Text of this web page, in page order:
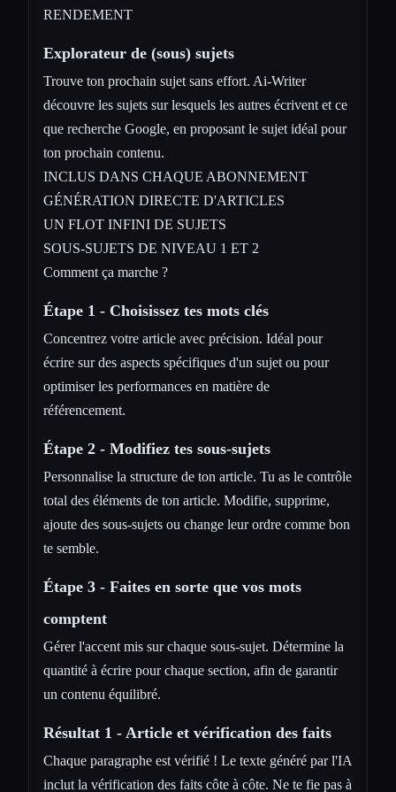
RENDEMENT
Explorateur de (sous) sujets
Trouve ton prochain sujet sans effort. Ai-Writer
découvre les sujets sur lesquels les autres écrivent et ce
que recherche Google, en proposant le sujet idéal pour
ton prochain contenu.
INCLUS DANS CHAQUE ABONNEMENT
GÉNÉRATION DIRECTE D'ARTICLES
UN FLOT INFINI DE SUJETS
SOUS-SUJETS DE NIVEAU 1 ET 2
Comment ça marche ?
Étape 1 - Choisissez tes mots clés
Concentrez votre article avec précision. Idéal pour
écrire sur des aspects spécifiques d'un sujet ou pour
optimiser les performances en matière de
référencement.
Étape 2 - Modifiez tes sous-sujets
Personnalise la structure de ton article. Tu as le contrôle
total des éléments de ton article. Modifie, supprime,
ajoute des sous-sujets ou change leur ordre comme bon
te semble.
Étape 3 - Faites en sorte que vos mots
comptent
Gérer l'accent mis sur chaque sous-sujet. Détermine la
quantité à écrire pour chaque section, afin de garantir
un contenu équilibré.
Résultat 1 - Article et vérification des faits
Chaque paragraphe est vérifié ! Le texte généré par l'IA
inclut la vérification des faits côte à côte. Ne te fie pas à